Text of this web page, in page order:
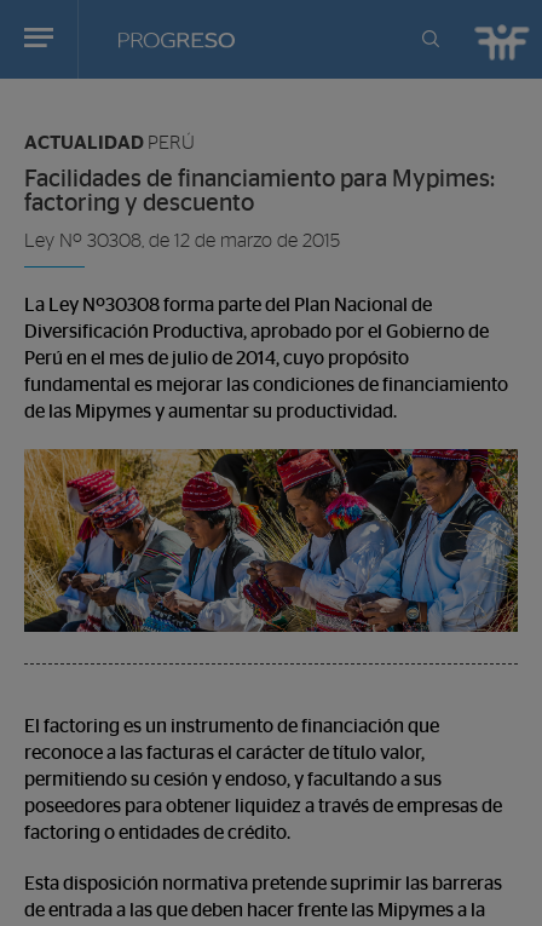
Progreso
Revista
actualidd
en:
ACTUALIDAD PERÚ
Facilidades de financiamiento para Mypimes:
factoring y descuento
Ley Nº 30308, de 12 de marzo de 2015
La Ley Nº30308 forma parte del Plan Nacional de
Diversificación Productiva, aprobado por el Gobierno de
Perú en el mes de julio de 2014, cuyo propósito
fundamental es mejorar las condiciones de financiamiento
de las Mipymes y aumentar su productividad.
El factoring es un instrumento de financiación que
reconoce a las facturas el carácter de título valor,
permitiendo su cesión y endoso, y facultando a sus
poseedores para obtener liquidez a través de empresas de
factoring o entidades de crédito.
Esta disposición normativa pretende suprimir las barreras
de entrada a las que deben hacer frente las Mipymes a la